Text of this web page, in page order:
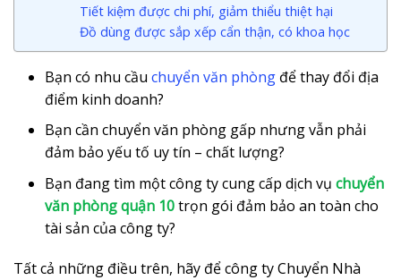
Tiết kiệm được chi phí, giảm thiểu thiệt hại
Đồ dùng được sắp xếp cẩn thận, có khoa học
Bạn có nhu cầu chuyển văn phòng để thay đổi địa
điểm kinh doanh?
Bạn cần chuyển văn phòng gấp nhưng vẫn phải
đảm bảo yếu tố uy tín – chất lượng?
Bạn đang tìm một công ty cung cấp dịch vụ chuyển
văn phòng quận 10trọn gói đảm bảo an toàn cho
tài sản của công ty?
Tất cả những điều trên, hãy để công ty Chuyển Nhà